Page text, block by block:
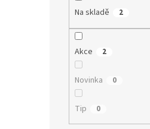
Na skladě 2
Akce 2
Novinka 0
Tip 0